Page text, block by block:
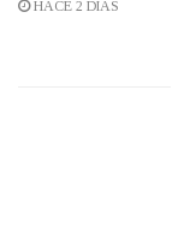
HACE 2 DÍAS